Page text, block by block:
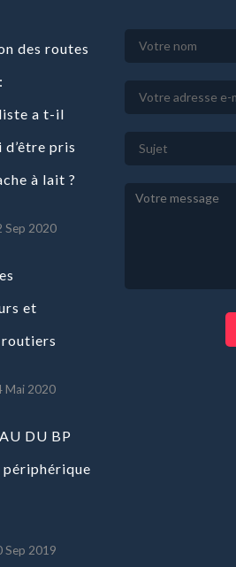
des routes
a t-il
pris
à lait ?
Sep 2020
et
Mai 2020
DU BP
Sep 2019